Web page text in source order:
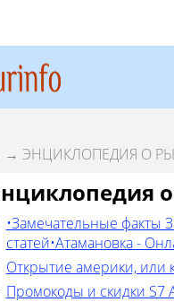
→ ЭНЦИКЛОПЕДИЯ О
•Замечательные факты
статей•Атамановка -
Открытие америки, или
Промокоды и скидки S7